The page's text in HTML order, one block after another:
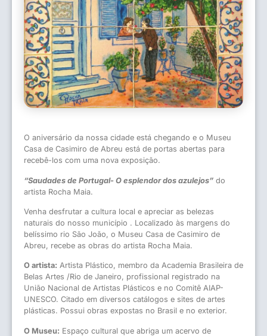
O aniversário da nossa cidade está chegando e o Museu
Casa de Casimiro de Abreu está de portas abertas para
recebê-los com uma nova exposição.
“Saudades de Portugal- O esplendor dos azulejos” do
artista Rocha Maia.
Venha desfrutar a cultura local e apreciar as belezas
naturais do nosso município . Localizado às margens do
belíssimo rio São João, o Museu Casa de Casimiro de
Abreu, recebe as obras do artista Rocha Maia.
O artista: Artista Plástico, membro da Academia Brasileira de
Belas Artes /Rio de Janeiro, profissional registrado na
União Nacional de Artistas Plásticos e no Comitê AIAP-
UNESCO. Citado em diversos catálogos e sites de artes
plásticas. Possui obras expostas no Brasil e no exterior.
O Museu: Espaço cultural que abriga um acervo de